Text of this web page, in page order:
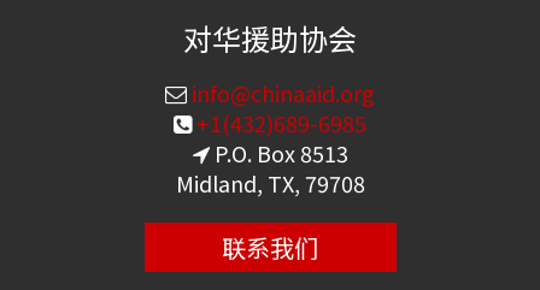
对华援助协会
info@chinaaid.org
+1(432)689-6985
P.O. Box 8513
Midland, TX, 79708
联系我们